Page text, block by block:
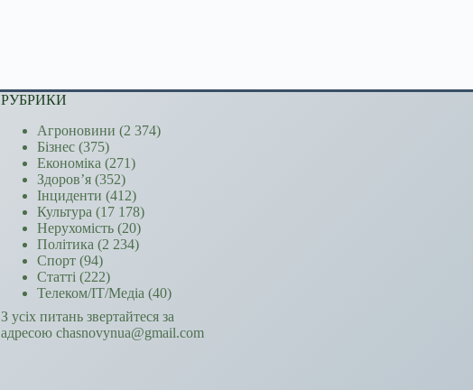
РУБРИКИ
Агроновини (2 374)
Бізнес (375)
Економіка (271)
Здоров’я (352)
Інциденти (412)
Культура (17 178)
Нерухомість (20)
Політика (2 234)
Спорт (94)
Статті (222)
Телеком/ІТ/Медіа (40)
З усіх питань звертайтеся за
адресою chasnovynua@gmail.com